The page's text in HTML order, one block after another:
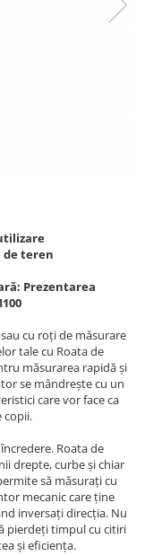
teren
Prezentarea
cu roți de măsurare
tale cu Roata de
măsurarea rapidă și
se mândrește cu un
care vor face ca
copii.
Roata de
drepte, curbe și chiar
să măsurați cu
mecanic care ține
inversați direcția. Nu
pierdeți timpul cu citiri
și eficiența.